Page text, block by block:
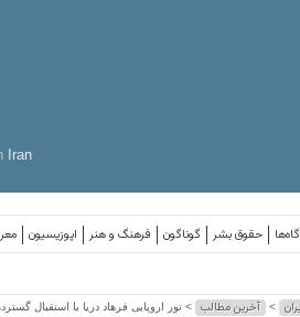
Iran
اپوزیسیون فرهنگ و هنر گوناگون حقوق بشر
> آخرین مطالب > تور اروپایی فرهاد دریا با استقبال